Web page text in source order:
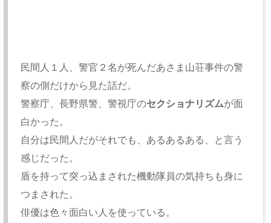
民間人１人、警官２名が死んだあさま山荘事件の警
察の側だけから見た話だ。
警察庁、長野県警、警視庁のセクショナリズムが面
白かった。
自分は民間人だがそれでも、あるあるある、と言う
感じだった。
盾を持って突っ込まされた機動隊員の気持ちも身に
つまされた。
俳優は色々面白い人を使っている。